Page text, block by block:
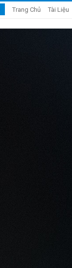
Trang Chủ Tài Liệu